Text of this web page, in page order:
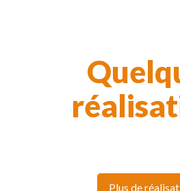
Plus de